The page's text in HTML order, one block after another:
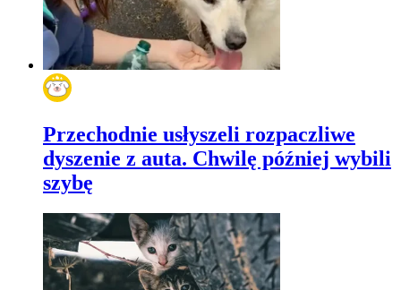
Przechodnie usłyszeli rozpaczliwe
dyszenie z auta. Chwilę później wybili
szybę